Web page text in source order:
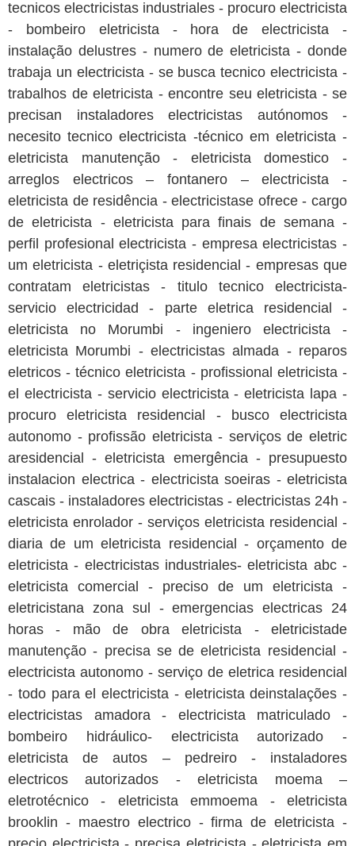
tecnicos electricistas industriales - procuro electricista
- bombeiro eletricista - hora de electricista -
instalação delustres - numero de eletricista - donde
trabaja un electricista - se busca tecnico electricista -
trabalhos de eletricista - encontre seu eletricista - se
precisan instaladores electricistas autónomos -
necesito tecnico electricista -técnico em eletricista -
eletricista manutenção - eletricista domestico -
arreglos electricos – fontanero – electricista -
eletricista de residência - electricistase ofrece - cargo
de eletricista - eletricista para finais de semana -
perfil profesional electricista - empresa electricistas -
um eletricista - eletriçista residencial - empresas que
contratam eletricistas - titulo tecnico electricista-
servicio electricidad - parte eletrica residencial -
eletricista no Morumbi - ingeniero electricista -
eletricista Morumbi - electricistas almada - reparos
eletricos - técnico eletricista - profissional eletricista -
el electricista - servicio electricista - eletricista lapa -
procuro eletricista residencial - busco electricista
autonomo - profissão eletricista - serviços de eletric
aresidencial - eletricista emergência - presupuesto
instalacion electrica - electricista soeiras - eletricista
cascais - instaladores electricistas - electricistas 24h -
eletricista enrolador - serviços eletricista residencial -
diaria de um eletricista residencial - orçamento de
eletricista - electricistas industriales- eletricista abc -
eletricista comercial - preciso de um eletricista -
eletricistana zona sul - emergencias electricas 24
horas - mão de obra eletricista - eletricistade
manutenção - precisa se de eletricista residencial -
electricista autonomo - serviço de eletrica residencial
- todo para el electricista - eletricista deinstalações -
electricistas amadora - electricista matriculado -
bombeiro hidráulico- electricista autorizado -
eletricista de autos – pedreiro - instaladores
electricos autorizados - eletricista moema –
eletrotécnico - eletricista emmoema - eletricista
brooklin - maestro electrico - firma de eletricista -